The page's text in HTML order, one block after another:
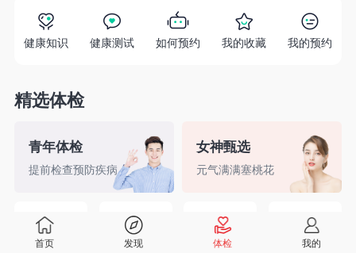
健康知识 健康测试 如何预约 我的收藏 我的预约
精选体检
青年体检
提前检查预防疾病
女神甄选
元气满满塞桃花
精英白领 备孕检查 入职体检 婚前检查
首页 发现 体检 我的